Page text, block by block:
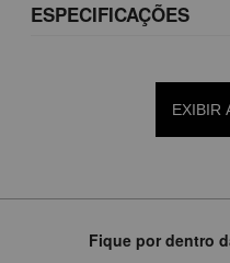
ESPECIFICAÇÕES
EXIBIR
Fique por dentro